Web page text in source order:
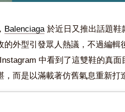
Balenciaga 於近日又推出話題鞋
外型引發眾人熱議，不過編輯
Instagram 中看到了這雙鞋的真
而是以滿載著仿舊氣息重新打